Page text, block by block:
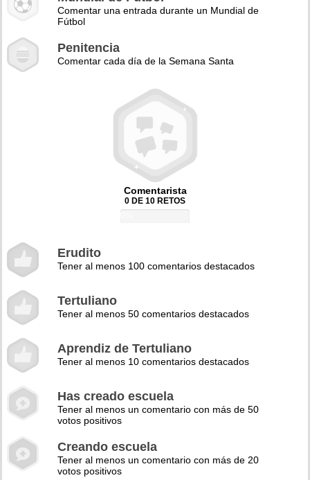
Comentar una entrada durante un Mundial de
Fútbol
Penitencia
Comentar cada día de la Semana Santa
Comentarista
0 DE 10 RETOS
Erudito
Tener al menos 100 comentarios destacados
Tertuliano
Tener al menos 50 comentarios destacados
Aprendiz de Tertuliano
Tener al menos 10 comentarios destacados
Has creado escuela
Tener al menos un comentario con más de 50
votos positivos
Creando escuela
Tener al menos un comentario con más de 20
votos positivos